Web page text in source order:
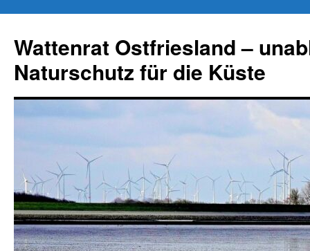
springen
Wattenrat Ostfriesland –
Naturschutz für die Küste